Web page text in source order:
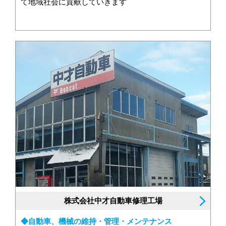
て地域社会に貢献していきます
株式会社中才自動車修理工場
◆自動車、機械の維持・管理・メンテナンス